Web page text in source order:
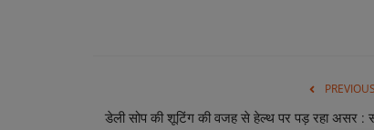
डेली सोप की शूटिंग की वजह से हेल्थ पर पड़ रहा असर :